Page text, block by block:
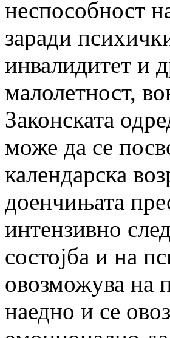
неспособност
заради
инвалидитет и
малолетност,
Законската
може да се
календарска
доенчињата
интензивно
состојба и на
овозможува на
наедно и се